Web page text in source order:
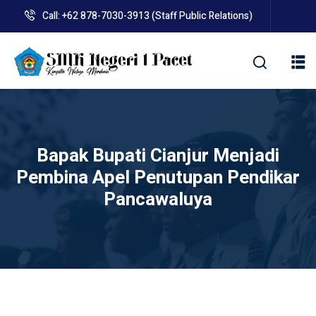
content
Call: +62 878-7030-3913 (Staff Public Relations)
Bapak Bupati Cianjur Menjadi
Pembina Apel Penutupan Pendikar
Pancawaluya